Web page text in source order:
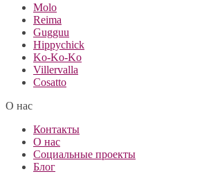
Molo
Reima
Gugguu
Hippychick
Ko-Ko-Ko
Villervalla
Cosatto
О нас
Контакты
О нас
Социальные проекты
Блог